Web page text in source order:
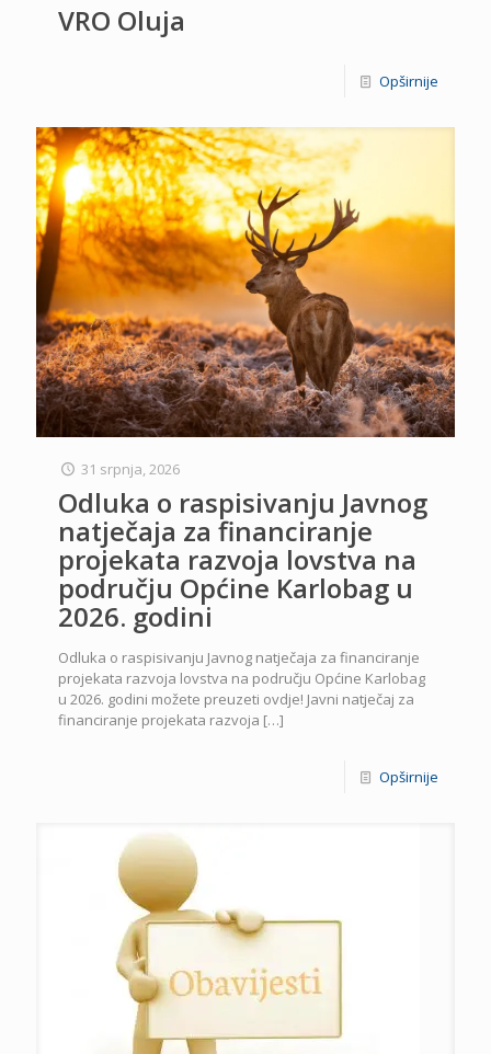
VRO Oluja
Opširnije
31 srpnja, 2026
Odluka o raspisivanju Javnog
natječaja za financiranje
projekata razvoja lovstva na
području Općine Karlobag u
2026. godini
Odluka o raspisivanju Javnog natječaja za financiranje
projekata razvoja lovstva na području Općine Karlobag
u 2026. godini možete preuzeti ovdje! Javni natječaj za
financiranje projekata razvoja […]
Opširnije